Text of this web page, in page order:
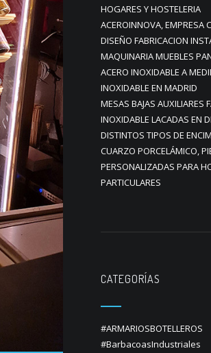
HOGARES Y HOSTELERIA
ACEROINNOVA, EMPRESA
DISEÑO FABRICACION
MAQUINARIA MUEBLES
ACERO INOXIDABLE A
INOXIDABLE EN MADRID
MESAS BAJAS AUXILIARES
INOXIDABLE LACADAS EN
DISTINTOS TIPOS DE
CUARZO PORCELÁMICO,
PERSONALIZADAS PARA
PARTICULARES
CATEGORÍAS
#ARMARIOSBOTELLEROS
#BarbacoasIndustriales